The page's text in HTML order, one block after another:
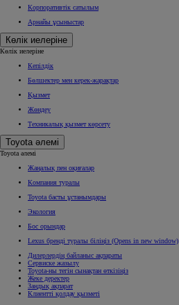
Корпоративтік сатылым
Арнайы ұсыныстар
Көлік иелеріне
Көлік иелеріне
Кепілдік
Бөлшектер мен керек-жарақтар
Қызмет
Жөндеу
Техникалық қызмет көрсету
Toyota әлемі
Toyota әлемі
Жаңалық пен оқиғалар
Компания туралы
Toyota басты ұстанымдары
Экология
Бос орындар
Lexus бренді туралы біліңіз (Opens in new window)
Дилерлердің байланыс ақпараты
Сервиске жазылу
Toyota-ны тегін сынақтан өткізіңіз
Жеке деректер
Заңдық ақпарат
Клиентті қолдау қызметі